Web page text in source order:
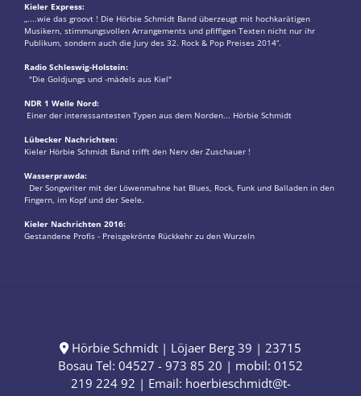
Kieler Express:
„....wie das groovt ! Die Hörbie Schmidt Band überzeugt mit hochkarätigen
Musikern, stimmungsvollen Arrangements und pfiffigen Texten nicht nur ihr
Publikum, sondern auch die Jury des 32. Rock & Pop Preises 2014“.
Radio Schleswig-Holstein:
"Die Goldjungs und -mädels aus Kiel"
NDR 1 Welle Nord:
Einer der interessantesten Typen aus dem Norden... Hörbie Schmidt
Lübecker Nachrichten:
Kieler Hörbie Schmidt Band trifft den Nerv der Zuschauer !
Wasserprawda:
Der Songwriter mit der Löwenmahne hat Blues, Rock, Funk und Balladen in den
Fingern, im Kopf und der Seele.
Kieler Nachrichten 2016:
Gestandene Profis - Preisgekrönte Rückkehr zu den Wurzeln
Hörbie Schmidt | Löjaer Berg 39 | 23715
Bosau Tel: 04527 - 973 85 20 | mobil: 0152
219 224 92 | Email: hoerbieschmidt@t-